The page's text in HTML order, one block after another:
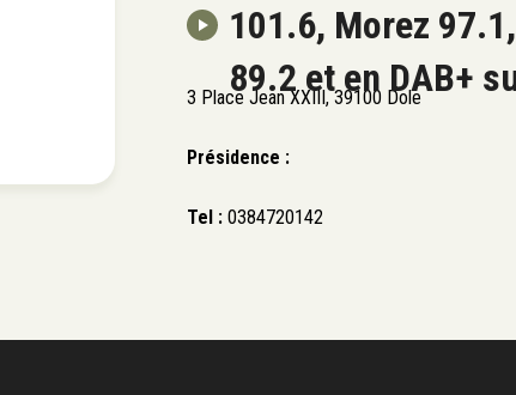
101.6, Morez
89.2 et en DAB+
3 Place Jean XXIII, 39100 Dole
Présidence :
Tel :0384720142